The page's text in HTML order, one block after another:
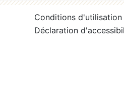
Conditions d'utilisation
Déclaration